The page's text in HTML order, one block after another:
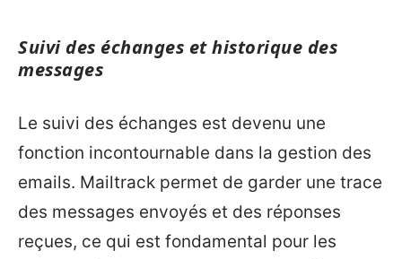
Suivi des échanges et historique des
messages
Le suivi des échanges est devenu une
fonction incontournable dans la gestion des
emails. Mailtrack permet de garder une trace
des messages envoyés et des réponses
reçues, ce qui est fondamental pour les